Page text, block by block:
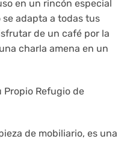
en un rincón especial
adapta a todas tus
de un café por la
charla amena en un
Propio Refugio de
de mobiliario, es una